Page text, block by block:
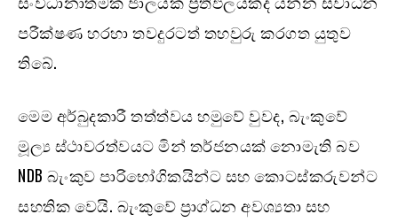
පරීක්ෂණ හරහා තවදුරටත් තහවුරු කරගත යුතුව
තිබේ.
මෙම අර්බුදකාරී තත්ත්වය හමුවේ වුවද, බැංකුවේ
මූල්‍ය ස්ථාවරත්වයට මින් තර්ජනයක් නොමැති බව
NDB බැංකුව පාරිභෝගිකයින්ට සහ කොටස්කරුවන්ට
සහතික වෙයි. බැංකුවේ ප්‍රාග්ධන අවශ්‍යතා සහ